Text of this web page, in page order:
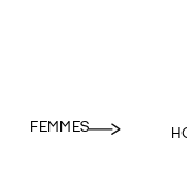
FEMMES